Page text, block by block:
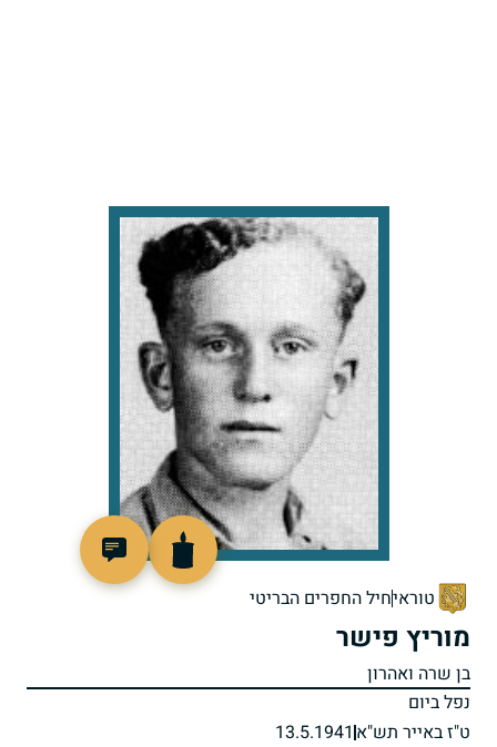
טוראיחיל החפרים הבריטי
מוריץ פישר
בן שרה ואהרון
נפל ביום
ט"ז באייר תש"א 13.5.1941